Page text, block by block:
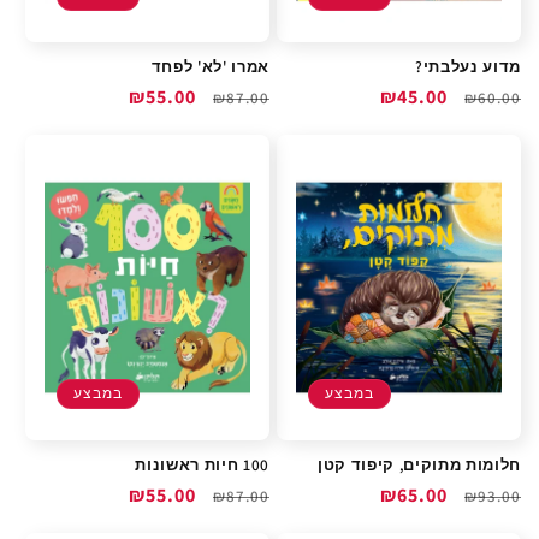
מדוע נעלבתי?
מחיר
₪60.00
מחיר
₪45.00
אמרו 'לא' לפחד
מחיר
₪87.00
מחיר
₪55.00
במבצע
חלומות מתוקים, קיפוד קטן
מחיר
₪93.00
מחיר
₪65.00
במבצע
100 חיות ראשונות
מחיר
₪87.00
מחיר
₪55.00